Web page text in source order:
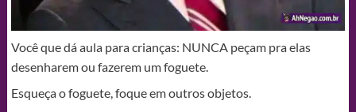
Você que dá aula para crianças: NUNCA peçam pra elas
desenharem ou fazerem um foguete.
Esqueça o foguete, foque em outros objetos.